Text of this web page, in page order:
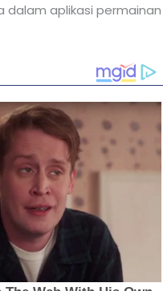
aplikasi permainan